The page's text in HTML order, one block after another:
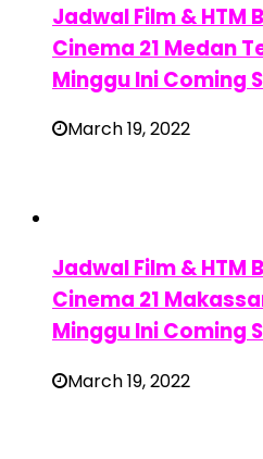
Jadwal Film & HTM
Cinema 21 Medan
Minggu Ini Coming
March 19, 2022
Jadwal Film & HTM
Cinema 21
Minggu Ini Coming
March 19, 2022